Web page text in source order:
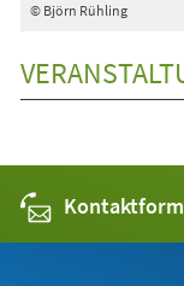
© Björn Rühling